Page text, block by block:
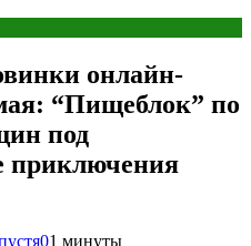
онлайн-
“Пищеблок” по
под
приключения
01 минуты